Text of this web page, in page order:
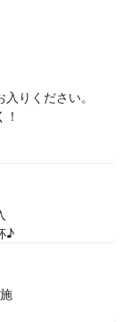
りください。
♪